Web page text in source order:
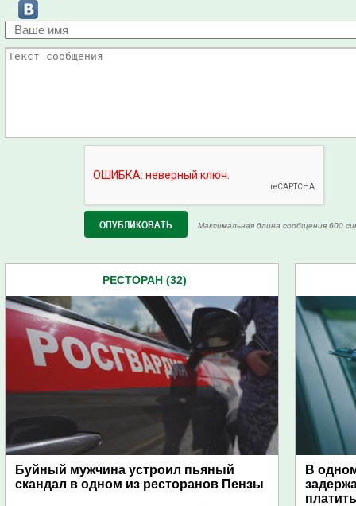
Максимальная длина сообщения 600
РЕСТОРАН (32)
Буйный мужчина устроил пьяный
скандал в одном из ресторанов Пензы
В